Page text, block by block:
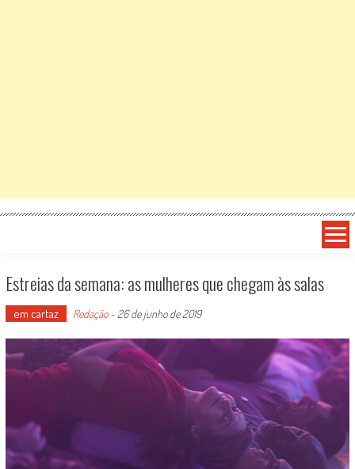
Estreias da semana: as mulheres que chegam às salas
em cartaz Redação- 26 de junho de 2019